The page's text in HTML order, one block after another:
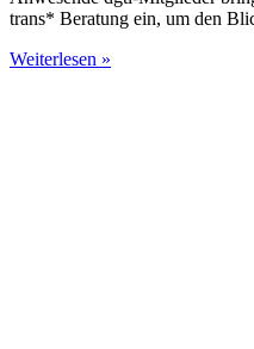
trans* Beratung ein, um den
Weiterlesen »